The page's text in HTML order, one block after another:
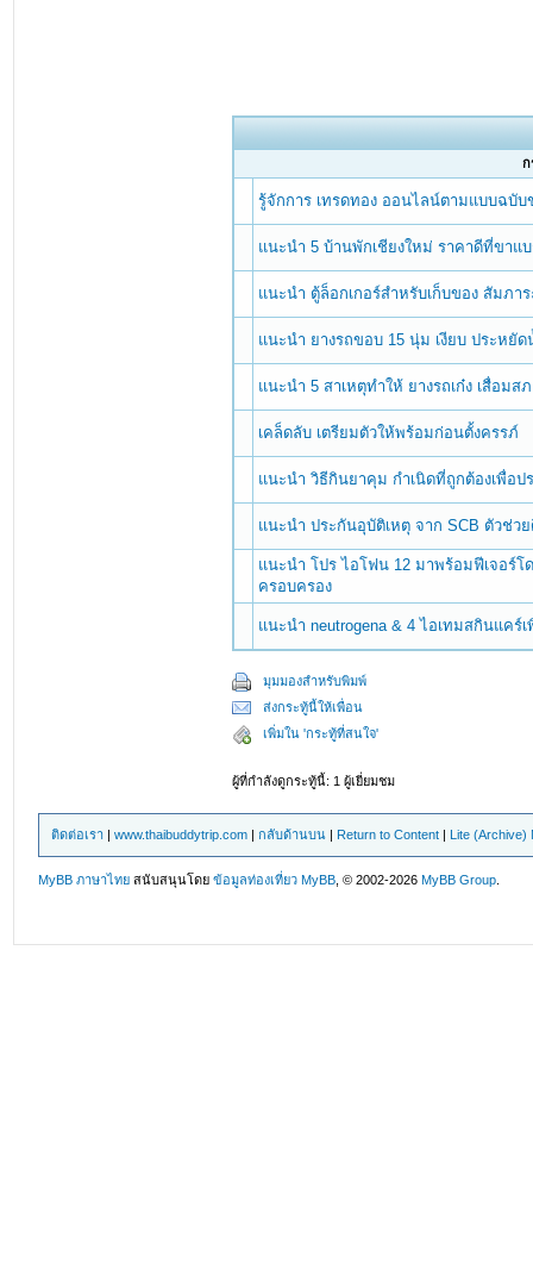
ก
รู้จักการ เทรดทอง ออนไลน์ตามแบบฉบั
แนะนำ 5 บ้านพักเชียงใหม่ ราคาดีที่ขาแบ
แนะนำ ตู้ล็อกเกอร์สำหรับเก็บของ สัมภ
แนะนำ ยางรถขอบ 15 นุ่ม เงียบ ประหยั
แนะนำ 5 สาเหตุทำให้ ยางรถเก๋ง เสื่อมส
เคล็ดลับ เตรียมตัวให้พร้อมก่อนตั้งครรภ์
แนะนำ วิธีกินยาคุม กำเนิดที่ถูกต้องเพื่อป
แนะนำ ประกันอุบัติเหตุ จาก SCB ตัวช่ว
แนะนำ โปร ไอโฟน 12 มาพร้อมฟีเจอร์
ครอบครอง
แนะนำ neutrogena & 4 ไอเทมสกินแค
มุมมองสำหรับพิมพ์
ส่งกระทู้นี้ให้เพื่อน
เพิ่มใน 'กระทู้ที่สนใจ'
ผู้ที่กำลังดูกระทู้นี้: 1 ผู้เยี่ยมชม
ติดต่อเรา |www.thaibuddytrip.com |กลับด้านบน | Return to Content | Lite (Archive)
MyBB ภาษาไทย สนับสนุนโดยข้อมูลท่องเที่ยว MyBB , © 2002-2026MyBB Group